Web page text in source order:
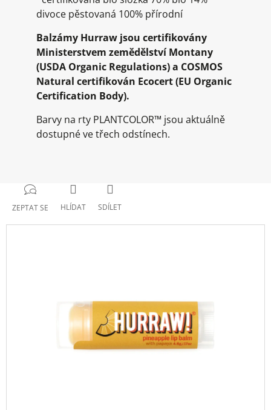
divoce pěstovaná 100% přírodní
Balzámy Hurraw jsou certifikovány
Ministerstvem zemědělství Montany
(USDA Organic Regulations) a COSMOS
Natural certifikován Ecocert (EU Organic
Certification Body).
Barvy na rty PLANTCOLOR™ jsou aktuálně
dostupné ve třech odstínech.
ZEPTAT SE HLÍDAT SDÍLET